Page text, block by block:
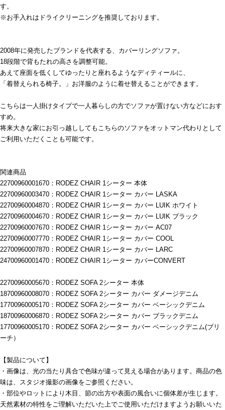
す。
※お手入れはドライクリーニングを推奨しております。
2008年に発売したブランドを代表する、カバーリングソファ。
18段階で背もたれの高さを調整可能。
あえて座面を低くしてゆったりと座れるようなディティールに、
「着替えられる椅子。」お洋服のように着せ替えることができます。
こちらは一人掛けタイプで一人暮らしの方でソファが置けない方などにおす
すめ。
将来大きな家にお引っ越ししてもこちらのソファをオットマン代わりとして
ご利用いただくことも可能です。
関連商品
22700960001670：RODEZ CHAIR 1シーター 本体
22700960003470：RODEZ CHAIR 1シーター カバー LASKA
22700960004870：RODEZ CHAIR 1シーター カバー LUIK ホワイト
22700960004670：RODEZ CHAIR 1シーター カバー LUIK ブラック
22700960007670：RODEZ CHAIR 1シーター カバー AC07
22700960007770：RODEZ CHAIR 1シーター カバー COOL
22700960007870：RODEZ CHAIR 1シーター カバー LARC
24700960001470：RODEZ CHAIR 1シーター カバーCONVERT
22700960005670：RODEZ SOFA 2シーター 本体
18700960008070：RODEZ SOFA 2シーター カバー ダメージデニム
17700960005170：RODEZ SOFA 2シーター カバー ベーシックデニム
18700960006870：RODEZ SOFA 2シーター カバー ブラックデニム
17700960005170：RODEZ SOFA 2シーター カバー ベーシックデニム(ブリ
ーチ）
【製品について】
・画像は、光の当たり具合で色味が違って見える場合があります。商品の色
味は、スタジオ撮影の画像をご参照ください。
・部位やロットにより木目、節の出方や表面の風合いに個体差が生じます。
天然素材の特性をご理解いただいた上でご使用いただけますようお願いいた